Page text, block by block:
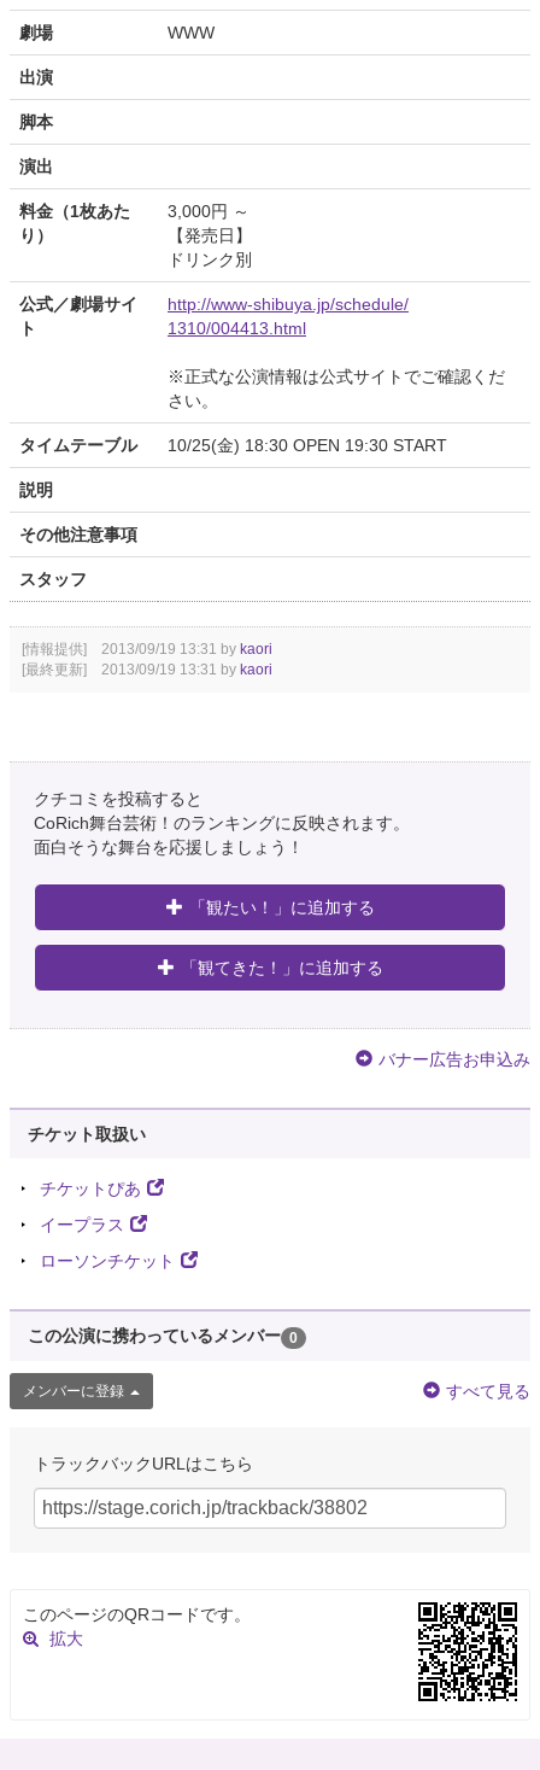
劇場 WWW
出演
脚本
演出
料金（1枚あた
り）
3,000円 ～
【発売日】
ドリンク別
公式／劇場サイ
ト
http://www-shibuya.jp/schedule/
1310/004413.html
※正式な公演情報は公式サイトでご確認くだ
さい。
タイムテーブル 10/25(金) 18:30 OPEN 19:30 START
説明
その他注意事項
スタッフ
[情報提供] 2013/09/19 13:31 by kaori
[最終更新] 2013/09/19 13:31 by kaori
クチコミを投稿すると
CoRich舞台芸術！のランキングに反映されます。
面白そうな舞台を応援しましょう！
「観たい！」に追加する
「観てきた！」に追加する
バナー広告お申込み
チケット取扱い
チケットぴあ
イープラス
ローソンチケット
この公演に携わっているメンバー 0
メンバーに登録 すべて見る
トラックバックURLはこちら
このページのQRコードです。
拡大